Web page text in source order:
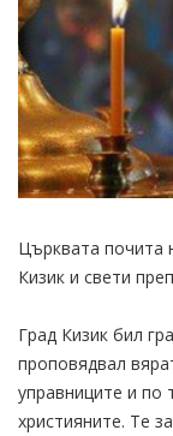
Църквата почита
Кизик и свети
Град Кизик бил
проповядвал
управниците и по
християните. Те